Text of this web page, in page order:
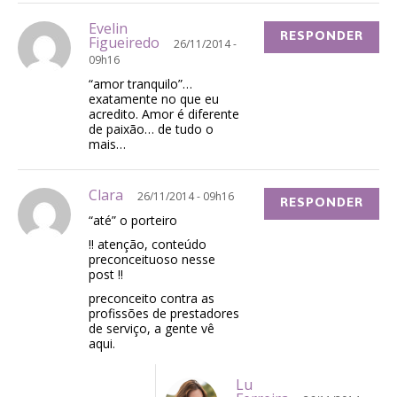
Evelin
Figueiredo
26/11/2014 -
09h16
“amor tranquilo”…
exatamente no que eu
acredito. Amor é diferente
de paixão… de tudo o
mais…
RESPONDER
Clara 26/11/2014 - 09h16
“até” o porteiro
!! atenção, conteúdo
preconceituoso nesse
post !!
preconceito contra as
profissões de prestadores
de serviço, a gente vê
aqui.
RESPONDER
Lu